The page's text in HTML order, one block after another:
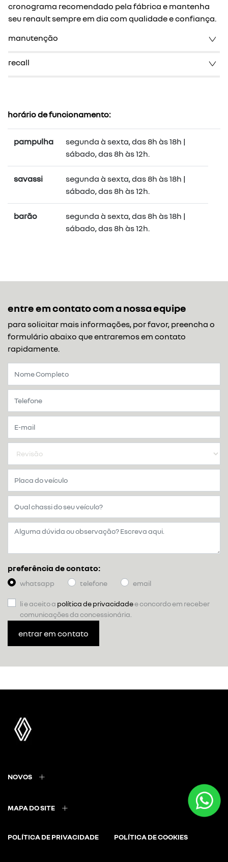
cronograma recomendado pela fábrica e mantenha
seu renault sempre em dia com qualidade e confiança.
manutenção
recall
horário de funcionamento:
pampulha
segunda à sexta, das 8h às 18h |
sábado, das 8h às 12h.
savassi
segunda à sexta, das 8h às 18h |
sábado, das 8h às 12h.
barão
segunda à sexta, das 8h às 18h |
sábado, das 8h às 12h.
entre em contato com a nossa equipe
para solicitar mais informações, por favor, preencha o
formulário abaixo que entraremos em contato
rapidamente.
preferência de contato:
whatsapp telefone email
li e aceito a política de privacidadee concordo em receber
comunicações da concessionária.
entrar em contato
NOVOS
MAPA DO SITE
POLÍTICA DE PRIVACIDADE POLÍTICA DE COOKIES